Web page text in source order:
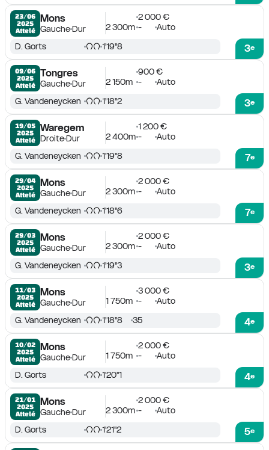
23/06
2025
Attelé
Mons
GaucheDur
2 000 €
2 300m - Auto
3e
D. Gorts 1'19''8
09/06
2025
Attelé
Tongres
GaucheDur
900 €
2 150m - Auto
3e
G. Vandeneycken 1'18''2
19/05
2025
Attelé
Waregem
DroiteDur
1 200 €
2 400m - Auto
7e
G. Vandeneycken 1'19''8
29/04
2025
Attelé
Mons
GaucheDur
2 000 €
2 300m - Auto
7e
G. Vandeneycken 1'18''6
29/03
2025
Attelé
Mons
GaucheDur
2 000 €
2 300m - Auto
3e
G. Vandeneycken 1'19''3
11/03
2025
Attelé
Mons
GaucheDur
3 000 €
1 750m - Auto
4e
G. Vandeneycken 1'18''8 35
10/02
2025
Attelé
Mons
GaucheDur
2 000 €
1 750m - Auto
4e
D. Gorts 1'20''1
21/01
2025
Attelé
Mons
GaucheDur
2 000 €
2 300m - Auto
5e
D. Gorts 1'21''2